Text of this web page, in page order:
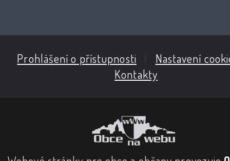
Prohlášení o přístupnosti
Nastavení
Kontakty